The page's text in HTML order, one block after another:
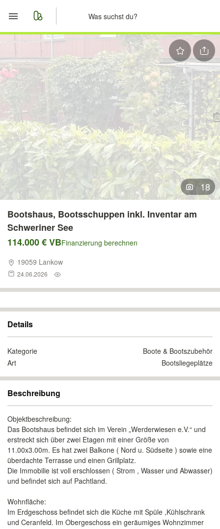
Start
Merkliste
Nachrichten
Anzeige aufgeben
18
Bootshaus, Bootsschuppen inkl. Inventar am
Schweriner See
114.000 € VBFinanzierung berechnen
19059 Lankow
24.06.2026
Details
Kategorie
Boote & Bootszubehör
Art
Bootsliegeplätze
Beschreibung
Objektbeschreibung:
Das Bootshaus befindet sich im Verein „Werderwiesen e.V.“ und
erstreckt sich über zwei Etagen mit einer Größe von
11.00x3.00m. Es hat zwei Balkone ( Nord u. Südseite ) sowie eine
überdachte Terrasse und einen Grillplatz.
Die Immobilie ist voll erschlossen ( Strom , Wasser und Abwasser)
und befindet sich auf Pachtland.
Wohnfläche:
Im Erdgeschoss befindet sich die Küche mit Spüle ,Kühlschrank
und Ceranfeld. Im Obergeschoss ein geräumiges Wohnzimmer